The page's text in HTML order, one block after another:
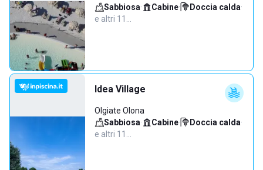
Sabbiosa· Cabine· Doccia calda·
e altri 11…
Idea Village
Olgiate Olona
Sabbiosa· Cabine· Doccia calda·
e altri 11…